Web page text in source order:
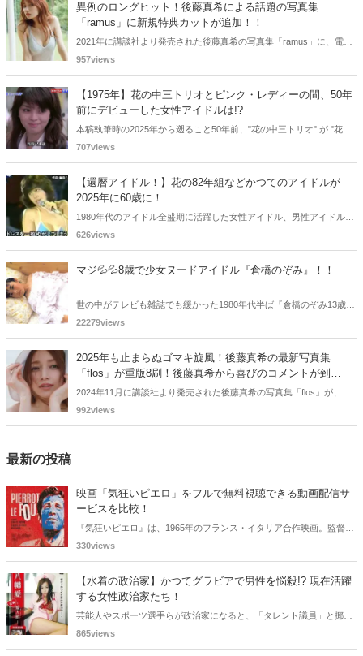
異例のロングヒット！後藤真希による話題の写真集
「ramus」に新規特典カットが追加！！
2021年に講談社より発売された後藤真希の写真集「ramus」に、電子
版限定特典として新たな5カットを追加した「電子書籍限定カット付
957views
【1975年】花の中三トリオとピンク・レディーの間、50年
前にデビューした女性アイドルは!?
本稿執筆時の2025年から遡ること50年前、"花の中三トリオ" が "花の
高二トリオ" になり、ピンク・レディーはまだデビュー前でした。そ
役の歌手から、"◯◯の女王" と呼ばれるあの大女優まで、1975年デビ
ューの女性アイドルを振り返ります。
707views
【還暦アイドル！】花の82年組などかつてのアイドルが
2025年に60歳に！
1980年代のアイドル全盛期に活躍した女性アイドル、男性アイドル
が、2025年に還暦を迎えます。特に、1965-1967年生まれがほとんど
ルが続々と60代に突入します。「還暦アイドル!?」となる「1965年生
まれ」の顔ぶれを見てみましょう。
626views
マジ💦💦8歳で少女ヌードアイドル『倉橋のぞみ』！！
世の中がテレビも雑誌でも緩かった1980年代半ば『倉橋のぞみ13歳』
で20万部を売り切るという空前の大ヒットを記録した少女ヌードアイ
22279views
2025年も止まらぬゴマキ旋風！後藤真希の最新写真集
「flos」が重版8刷！後藤真希から喜びのコメントが到
着！！
2024年11月に講談社より発売された後藤真希の写真集「flos」が、発
売1か月で異例の重版8刷を記録しています。
992views
最新の投稿
映画「気狂いピエロ」をフルで無料視聴できる動画配信サ
ービスを比較！
『気狂いピエロ』は、1965年のフランス・イタリア合作映画。監督は
ジャン＝リュック・ゴダール。アンナ・カリーナ、ジャン＝ポール・
をご紹介します。
330views
【水着の政治家】かつてグラビアで男性を悩殺!? 現在活躍
する女性政治家たち！
芸能人やスポーツ選手らが政治家になると、「タレント議員」と揶揄
されることがありますが、同時に、"タレントとしての活躍" が再注目
865views